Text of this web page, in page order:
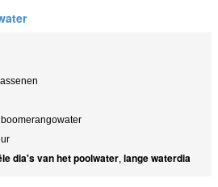
dia's van het poolwater, lange waterdia